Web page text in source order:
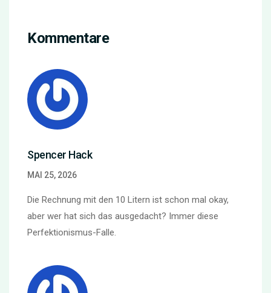
Kommentare
Spencer Hack
MAI 25, 2026
Die Rechnung mit den 10 Litern ist schon mal okay,
aber wer hat sich das ausgedacht? Immer diese
Perfektionismus-Falle.